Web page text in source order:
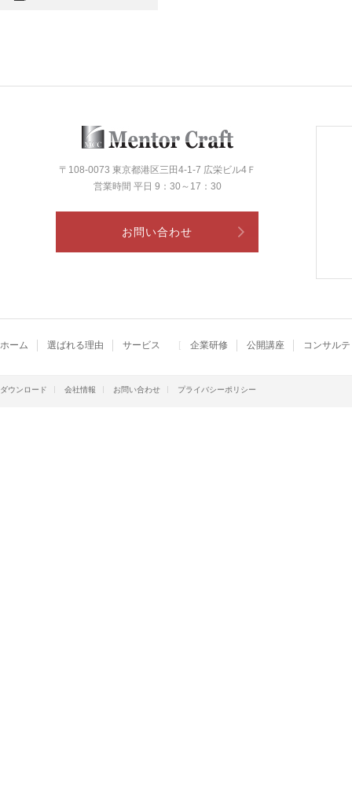
〒108-0073 東京都港区三田4-1-7 広栄ビル4Ｆ
営業時間 平日 9：30～17：30
お問い合わせ
ホーム 選ばれる理由 サービス 企業研修 公開講座 コンサル
ダウンロード 会社情報 お問い合わせ プライバシーポリシー